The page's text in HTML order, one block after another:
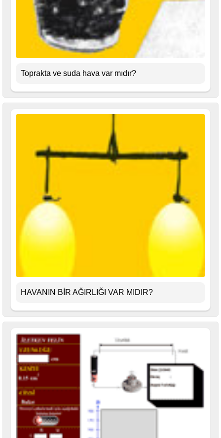
Toprakta ve suda hava var mıdır?
HAVANIN BİR AĞIRLIĞI VAR MIDIR?